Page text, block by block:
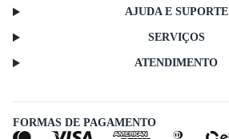
AJUDA E SUPORTE
SERVIÇOS
ATENDIMENTO
FORMAS DE PAGAMENTO